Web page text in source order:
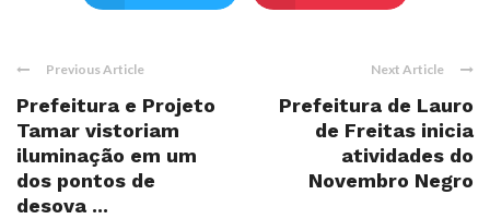
Previous Article
Prefeitura e Projeto
Tamar vistoriam
iluminação em um
dos pontos de
desova ...
Next Article
Prefeitura de Lauro
de Freitas inicia
atividades do
Novembro Negro